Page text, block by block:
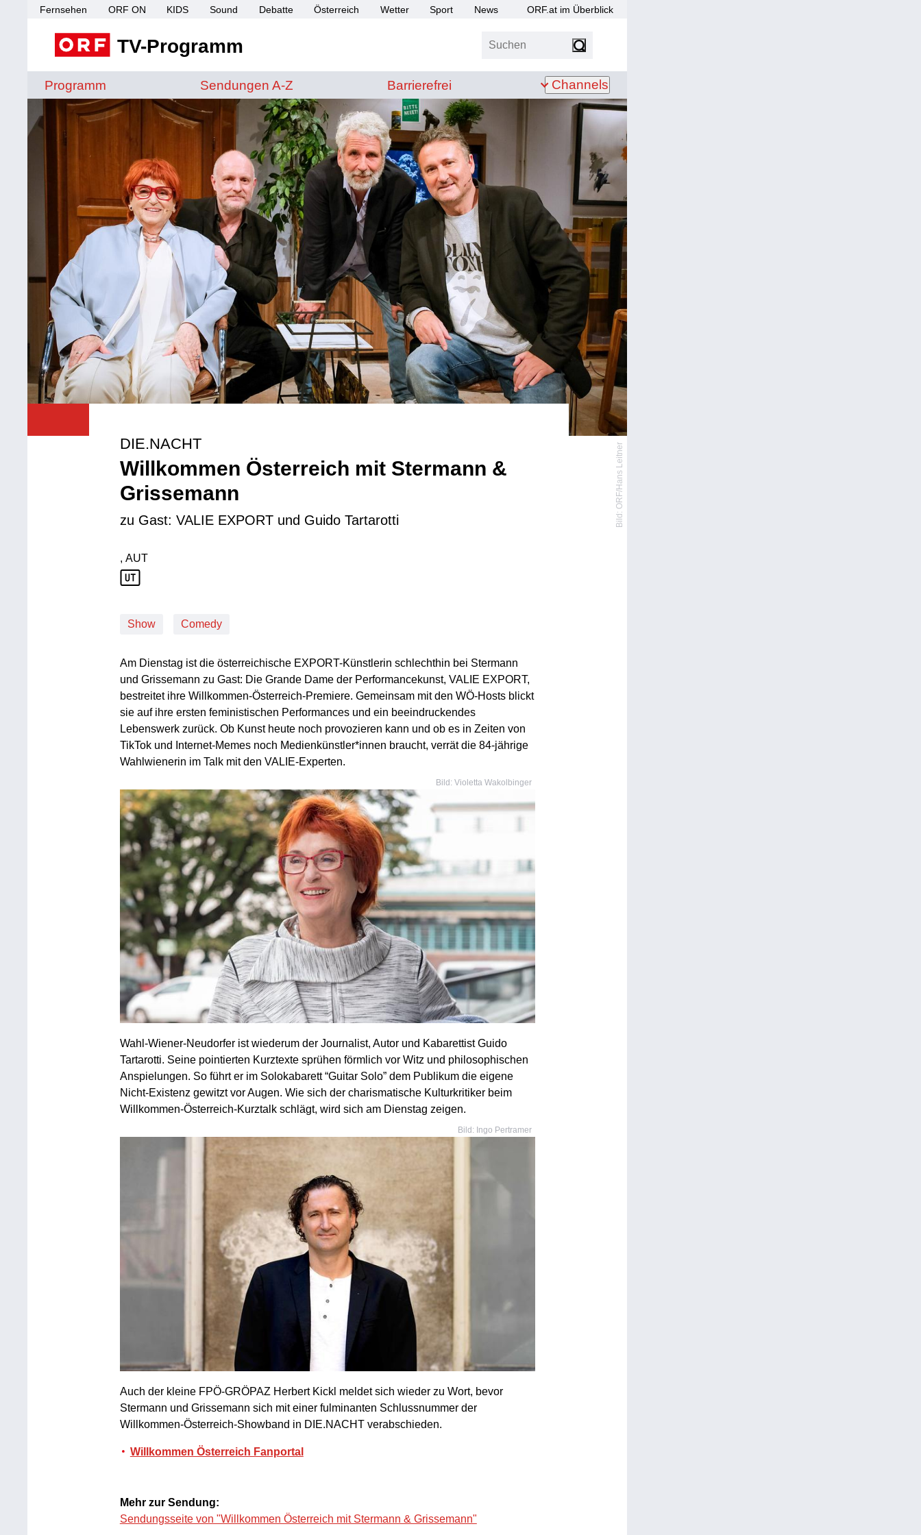
Fernsehen ORF ON KIDS Sound Debatte Österreich Wetter Sport News ORF.at im Überblick
TV-Programm Suchen
Programm Sendungen von A bis Z
Sendungen A-Z Barrierefrei
Barrierefrei Channels
Bild: ORF/Hans Leitner
DIE.NACHT
Willkommen Österreich mit Stermann &
Grissemann
zu Gast: VALIE EXPORT und Guido Tartarotti
Produktionsland: AUT
, AUT
Show Comedy
Am Dienstag ist die österreichische EXPORT-Künstlerin schlechthin bei Stermann
und Grissemann zu Gast: Die Grande Dame der Performancekunst, VALIE EXPORT,
bestreitet ihre Willkommen-Österreich-Premiere. Gemeinsam mit den WÖ-Hosts blickt
sie auf ihre ersten feministischen Performances und ein beeindruckendes
Lebenswerk zurück. Ob Kunst heute noch provozieren kann und ob es in Zeiten von
TikTok und Internet-Memes noch Medienkünstler*innen braucht, verrät die 84-jährige
Wahlwienerin im Talk mit den VALIE-Experten.
Bild: Violetta Wakolbinger
Wahl-Wiener-Neudorfer ist wiederum der Journalist, Autor und Kabarettist Guido
Tartarotti. Seine pointierten Kurztexte sprühen förmlich vor Witz und philosophischen
Anspielungen. So führt er im Solokabarett “Guitar Solo” dem Publikum die eigene
Nicht-Existenz gewitzt vor Augen. Wie sich der charismatische Kulturkritiker beim
Willkommen-Österreich-Kurztalk schlägt, wird sich am Dienstag zeigen.
Bild: Ingo Pertramer
Auch der kleine FPÖ-GRÖPAZ Herbert Kickl meldet sich wieder zu Wort, bevor
Stermann und Grissemann sich mit einer fulminanten Schlussnummer der
Willkommen-Österreich-Showband in DIE.NACHT verabschieden.
Willkommen Österreich Fanportal
Mehr zur Sendung:
Sendungsseite von "Willkommen Österreich mit Stermann & Grissemann"